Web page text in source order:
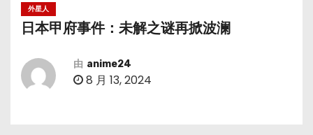
外星人
日本甲府事件：未解之谜再掀波澜
由 anime24
8 月 13, 2024